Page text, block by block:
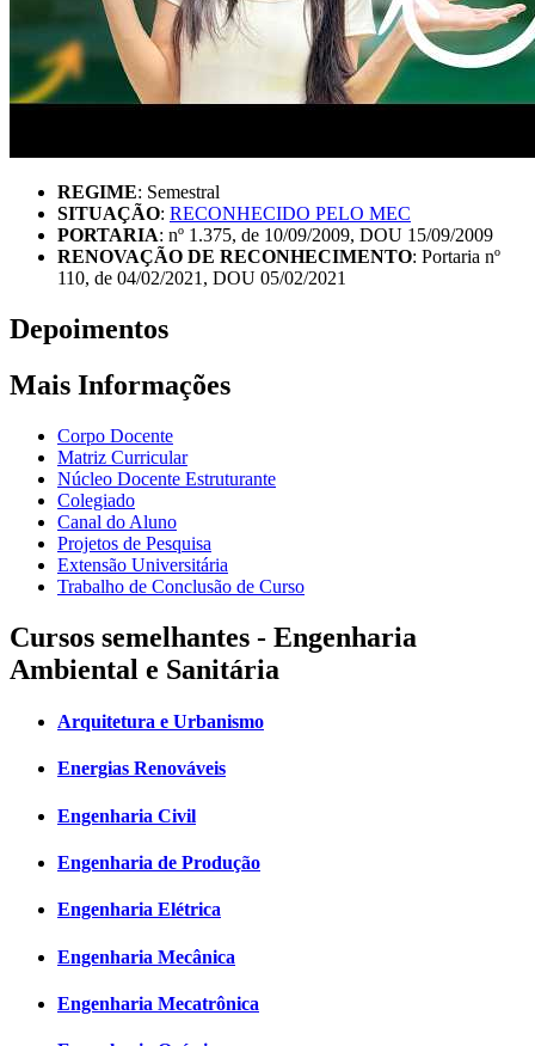
REGIME: Semestral
SITUAÇÃO: RECONHECIDO PELO MEC
PORTARIA: nº 1.375, de 10/09/2009, DOU 15/09/2009
RENOVAÇÃO DE RECONHECIMENTO: Portaria nº
110, de 04/02/2021, DOU 05/02/2021
Depoimentos
Mais Informações
Corpo Docente
Matriz Curricular
Núcleo Docente Estruturante
Colegiado
Canal do Aluno
Projetos de Pesquisa
Extensão Universitária
Trabalho de Conclusão de Curso
Cursos semelhantes - Engenharia
Ambiental e Sanitária
Arquitetura e Urbanismo
Energias Renováveis
Engenharia Civil
Engenharia de Produção
Engenharia Elétrica
Engenharia Mecânica
Engenharia Mecatrônica